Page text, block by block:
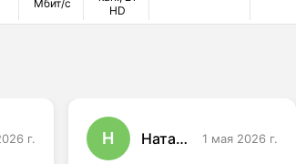
г. Н Наталья Алексеевна 1 мая 2026 г.
Мбит/с
HD